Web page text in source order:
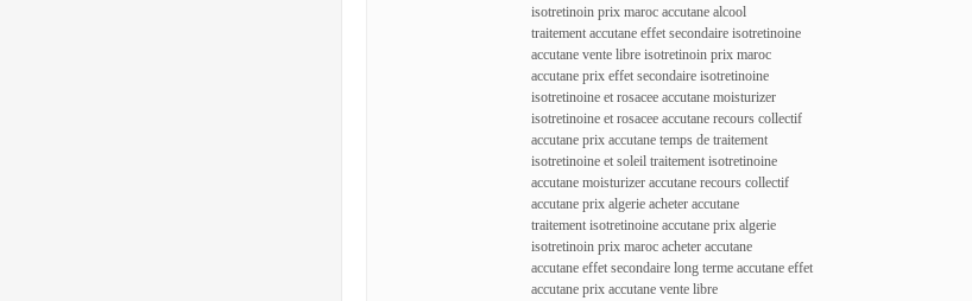
isotretinoin prix maroc accutane alcool
traitement accutane effet secondaire isotretinoine
accutane vente libre isotretinoin prix maroc
accutane prix effet secondaire isotretinoine
isotretinoine et rosacee accutane moisturizer
isotretinoine et rosacee accutane recours collectif
accutane prix accutane temps de traitement
isotretinoine et soleil traitement isotretinoine
accutane moisturizer accutane recours collectif
accutane prix algerie acheter accutane
traitement isotretinoine accutane prix algerie
isotretinoin prix maroc acheter accutane
accutane effet secondaire long terme accutane effet
accutane prix accutane vente libre